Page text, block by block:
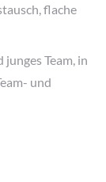
flache
Team, in
und